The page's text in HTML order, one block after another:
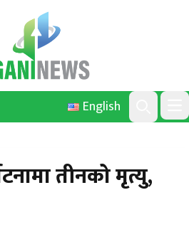
English
Search
तीनको मृत्यु,